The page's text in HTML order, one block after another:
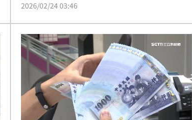
務所林文鵬律師提出涉嫌違反《證券交易法》之
併購前後出現背離常態的55.16%漲幅，成交量
更曾急遽放大至平日13倍，強烈懷疑有特定人士
透過內線交易與操縱股價謀取非法暴利。（陳韋
帆）
2026/02/24 03:46